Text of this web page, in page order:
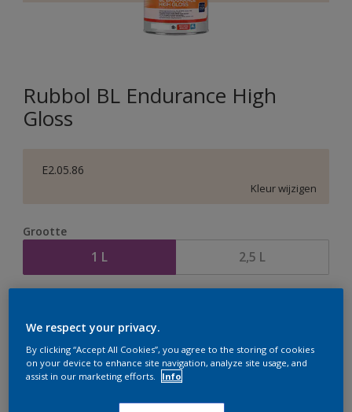
Rubbol BL Endurance High
Gloss
E2.05.86
Kleur wijzigen
Grootte
1 L 2,5 L
te bestellen. Houd de website in de gaten, we werken
We respect your privacy.
By clicking “Accept All Cookies”, you agree to the storing of cookies
on your device to enhance site navigation, analyze site usage, and
assist in our marketing efforts.
Info